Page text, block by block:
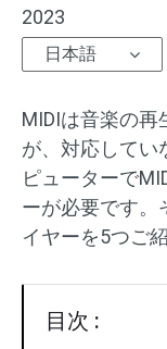
速度変更/リバ
トリミング/ス
オーディオエ
テキスト/エ
動画エフェク
動画色調整
回転/反転
オンライン動
2023
日本語
MIDIは音楽の
が、対応してい
ピューターで
ーが必要です。
イヤーを5つご
目次 :